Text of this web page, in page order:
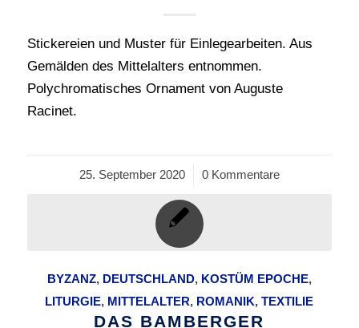
Stickereien und Muster für Einlegearbeiten. Aus
Gemälden des Mittelalters entnommen.
Polychromatisches Ornament von Auguste
Racinet.
25. September 2020
/ 0 Kommentare
BYZANZ, DEUTSCHLAND, KOSTÜM EPOCHE,
LITURGIE, MITTELALTER, ROMANIK,TEXTILIE
DAS BAMBERGER